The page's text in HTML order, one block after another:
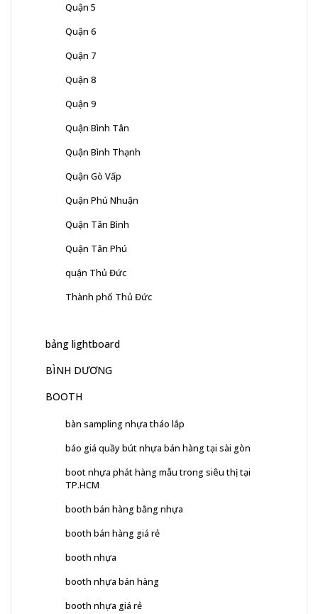
Quận 5
Quận 6
Quận 7
Quận 8
Quận 9
Quận Bình Tân
Quận Bình Thạnh
Quận Gò Vấp
Quận Phú Nhuận
Quận Tân Bình
Quận Tân Phú
quận Thủ Đức
Thành phố Thủ Đức
bảng lightboard
BÌNH DƯƠNG
BOOTH
bàn sampling nhựa tháo lắp
báo giá quầy bút nhựa bán hàng tại sài gòn
boot nhựa phát hàng mẫu trong siêu thị tại
TP.HCM
booth bán hàng bằng nhựa
booth bán hàng giá rẻ
booth nhựa
booth nhựa bán hàng
booth nhựa giá rẻ